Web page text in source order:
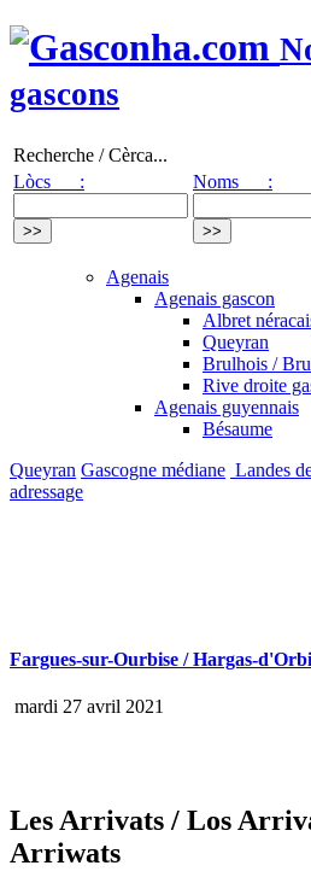
gascons
Recherche / Cèrca...
Lòcs :
Noms :
Agenais
Agenais gascon
Albret
Queyran
Brulhois /
Rive droite
Agenais guyennais
Bésaume
Queyran Gascogne médiane Landes
adressage
Fargues-sur-Ourbise / Hargas-
mardi 27 avril 2021
Les Arrivats / Los
Arriwats